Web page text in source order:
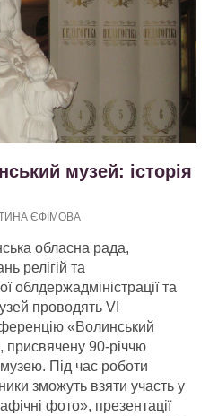
музей: історія
ЄФІМОВА
обласна рада,
релігій та
облдержадміністрації та
проводять VІ
«Волинський
присвячену 90-річчю
Під час роботи
зможуть взяти участь у
фото», презентації